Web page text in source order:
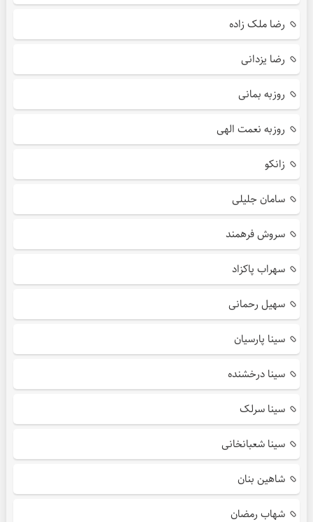
رضا ملک زاده
رضا یزدانی
روزبه بمانی
روزبه نعمت الهی
زانکو
سامان جلیلی
سروش فرهمند
سهراب پاکزاد
سهیل رحمانی
سینا پارسیان
سینا درخشنده
سینا سرلک
سینا شعبانخانی
شاهین بنان
شهاب رمضان